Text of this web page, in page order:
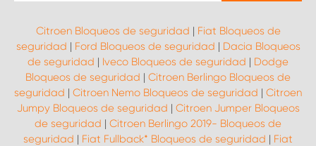
Citroen Bloqueos de seguridad | Fiat Bloqueos de
seguridad | Ford Bloqueos de seguridad | Dacia Bloqueos
de seguridad | Iveco Bloqueos de seguridad | Dodge
Bloqueos de seguridad | Citroen Berlingo Bloqueos de
seguridad | Citroen Nemo Bloqueos de seguridad | Citroen
Jumpy Bloqueos de seguridad | Citroen Jumper Bloqueos
de seguridad | Citroen Berlingo 2019- Bloqueos de
seguridad | Fiat Fullback* Bloqueos de seguridad | Fiat